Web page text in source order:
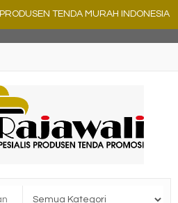
PRODUSEN TENDA MURAH INDONESIA